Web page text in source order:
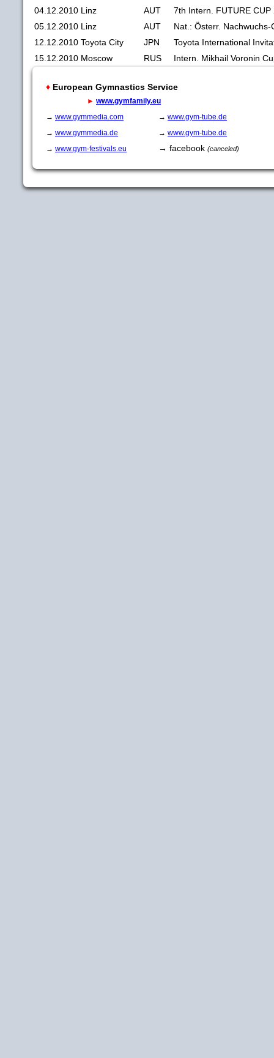
04.12.2010 Linz AUT
7th Intern. FUTURE CUP
05.12.2010 Linz AUT
Nat.: Österr. Nachwuchs-
12.12.2010 Toyota City JPN
Toyota International
15.12.2010 Moscow RUS Intern. Mikhail Voronin
♦ European Gymnastics Service
► www.gymfamily.eu
→ www.gymmedia.com → www.gym-tube.de
→ www.gymmedia.de → www.gym-tube.de
→ www.gym-festivals.eu → facebook (canceled)